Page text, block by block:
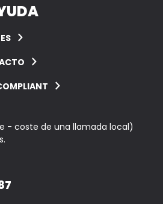
- coste de una llamada local)